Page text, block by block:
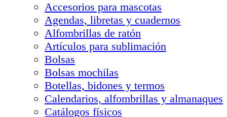
Accesorios para mascotas
Agendas, libretas y cuadernos
Alfombrillas de ratón
Artículos para sublimación
Bolsas
Bolsas mochilas
Botellas, bidones y termos
Calendarios, alfombrillas y almanaques
Catálogos físicos